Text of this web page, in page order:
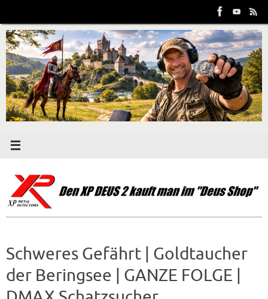
Inhalt
springen
Schweres Gefährt | Goldtaucher
der Beringsee | GANZE FOLGE |